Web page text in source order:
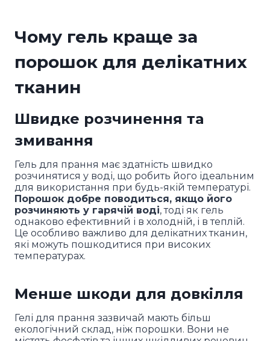
Чому гель краще за
порошок для делікатних
тканин
Швидке розчинення та
змивання
Гель для прання має здатність швидко
розчинятися у воді, що робить його ідеальним
для використання при будь-якій температурі.
Порошок добре поводиться, якщо його
розчиняють у гарячій воді, тоді як гель
однаково ефективний і в холодній, і в теплій.
Це особливо важливо для делікатних тканин,
які можуть пошкодитися при високих
температурах.
Менше шкоди для довкілля
Гелі для прання зазвичай мають більш
екологічний склад, ніж порошки. Вони не